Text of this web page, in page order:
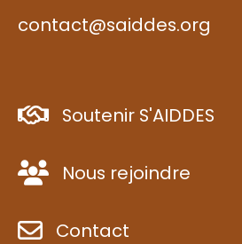
contact@saiddes.org
Soutenir S'AIDDES
Nous rejoindre
Contact